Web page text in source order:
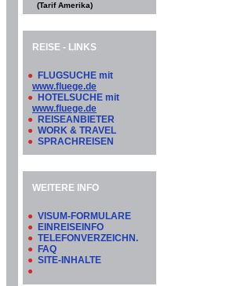
(Tarif Amerika)
REISE - LINKS
● FLUGSUCHE mit
www.fluege.de
● HOTELSUCHE mit
www.fluege.de
● REISEANBIETER
● WORK & TRAVEL
● SPRACHREISEN
WEITERE INFO
● VISUM-FORMULARE
● EINREISEINFO
● TELEFONVERZEICHN.
● FAQ
● SITE-INHALTE
●